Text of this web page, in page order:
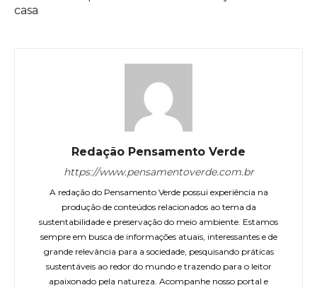
casa
Redação Pensamento Verde
https://www.pensamentoverde.com.br
A redação do Pensamento Verde possui experiência na
produção de conteúdos relacionados ao tema da
sustentabilidade e preservação do meio ambiente. Estamos
sempre em busca de informações atuais, interessantes e de
grande relevância para a sociedade, pesquisando práticas
sustentáveis ao redor do mundo e trazendo para o leitor
apaixonado pela natureza. Acompanhe nosso portal e